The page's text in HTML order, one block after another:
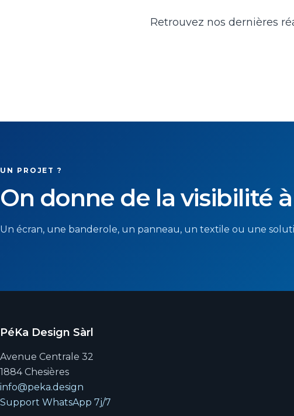
Retrouvez nos dernières
UN PROJET ?
On donne de la visibilité
Un écran, une banderole, un panneau, un textile ou une
PéKa Design Sàrl
Avenue Centrale 32
1884 Chesières
info@peka.design
Support WhatsApp 7j/7